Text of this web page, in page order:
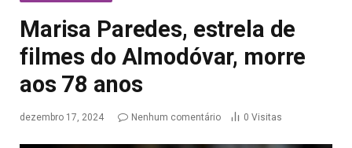
Marisa Paredes, estrela de
filmes do Almodóvar, morre
aos 78 anos
dezembro 17, 2024 Nenhum comentário 0 Visitas